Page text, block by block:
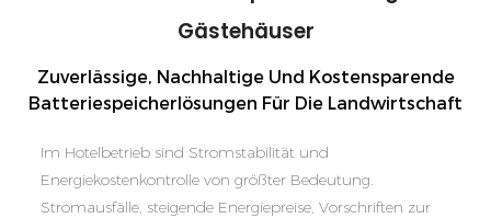
Gästehäuser
Zuverlässige, Nachhaltige Und Kostensparende
Batteriespeicherlösungen Für Die Landwirtschaft
Im Hotelbetrieb sind Stromstabilität und
Energiekostenkontrolle von größter Bedeutung.
Stromausfälle, steigende Energiepreise, Vorschriften zur